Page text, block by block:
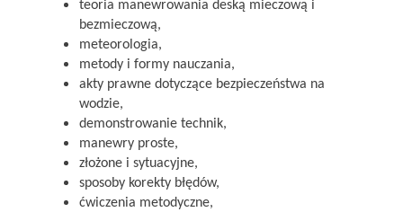
teoria manewrowania deską mieczową i
bezmieczową,
meteorologia,
metody i formy nauczania,
akty prawne dotyczące bezpieczeństwa na
wodzie,
demonstrowanie technik,
manewry proste,
złożone i sytuacyjne,
sposoby korekty błędów,
ćwiczenia metodyczne,